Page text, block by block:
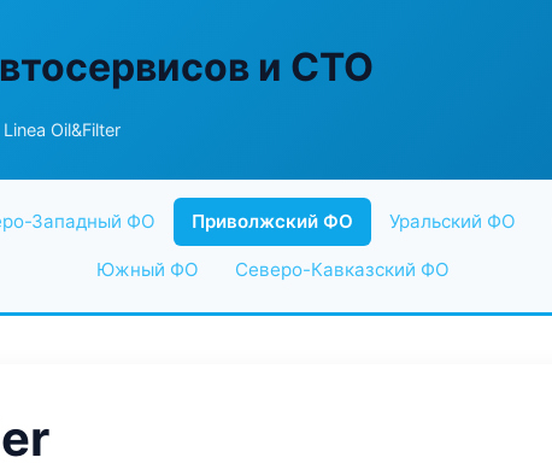
и СТО
Oil&Filter
Западный ФО Приволжский ФО Уральский ФО
Южный ФО Северо-Кавказский ФО